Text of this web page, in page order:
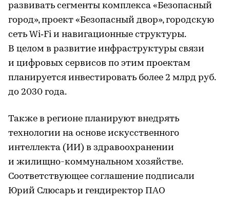
развивать сегменты комплекса «Безопасный
город», проект «Безопасный двор», городскую
сеть Wi‑Fi и навигационные структуры.
В целом в развитие инфраструктуры связи
и цифровых сервисов по этим проектам
планируется инвестировать более 2 млрд руб.
до 2030 года.
Также в регионе планируют внедрять
технологии на основе искусственного
интеллекта (ИИ) в здравоохранении
и жилищно-коммунальном хозяйстве.
Соответствующее соглашение подписали
Юрий Слюсарь и гендиректор ПАО